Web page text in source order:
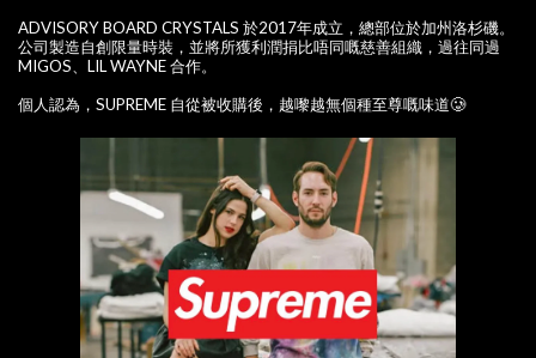
ADVISORY BOARD CRYSTALS 於2017年成立，總部位於加州洛杉磯。
公司製造自創限量時裝，並將所獲利潤捐比唔同嘅慈善組織，過往同過
MIGOS、LIL WAYNE 合作。
個人認為，SUPREME 自從被收購後，越嚟越無個種至尊嘅味道🥲